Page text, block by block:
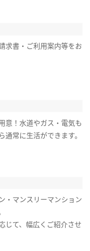
求書・ご利用案内等をお
意！水道やガス・電気も
常に生活ができます。
・マンスリーマンション
じて、幅広くご紹介させ